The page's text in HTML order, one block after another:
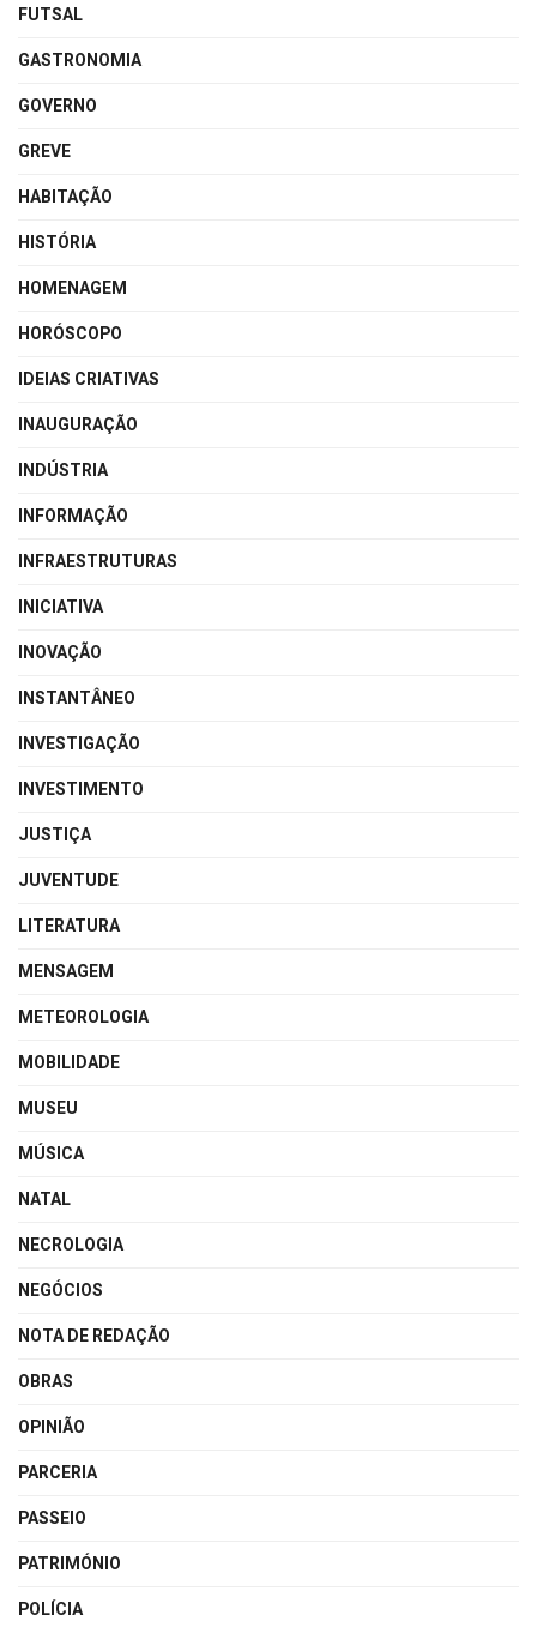
FUTSAL
GASTRONOMIA
GOVERNO
GREVE
HABITAÇÃO
HISTÓRIA
HOMENAGEM
HORÓSCOPO
IDEIAS CRIATIVAS
INAUGURAÇÃO
INDÚSTRIA
INFORMAÇÃO
INFRAESTRUTURAS
INICIATIVA
INOVAÇÃO
INSTANTÂNEO
INVESTIGAÇÃO
INVESTIMENTO
JUSTIÇA
JUVENTUDE
LITERATURA
MENSAGEM
METEOROLOGIA
MOBILIDADE
MUSEU
MÚSICA
NATAL
NECROLOGIA
NEGÓCIOS
NOTA DE REDAÇÃO
OBRAS
OPINIÃO
PARCERIA
PASSEIO
PATRIMÓNIO
POLÍCIA